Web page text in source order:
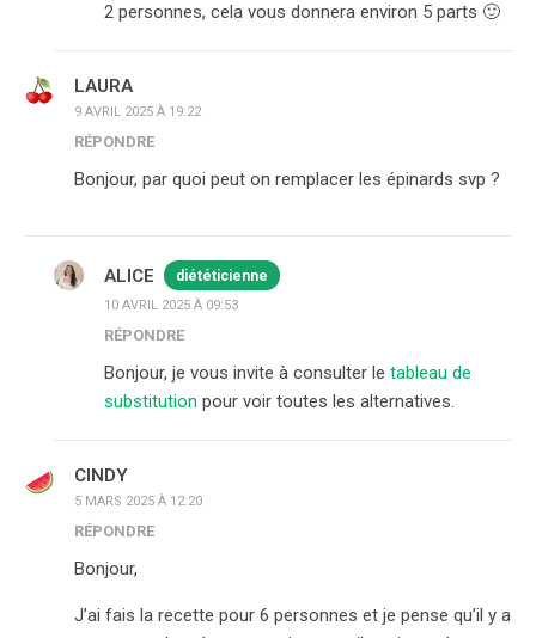
2 personnes, cela vous donnera environ 5 parts 🙂
LAURA
9 AVRIL 2025 À 19:22
RÉPONDRE
Bonjour, par quoi peut on remplacer les épinards svp ?
ALICE diététicienne
10 AVRIL 2025 À 09:53
RÉPONDRE
Bonjour, je vous invite à consulter le tableau de
substitution pour voir toutes les alternatives.
CINDY
5 MARS 2025 À 12:20
RÉPONDRE
Bonjour,
J’ai fais la recette pour 6 personnes et je pense qu’il y a